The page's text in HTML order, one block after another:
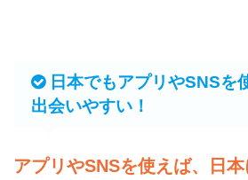
日本でもアプリやSNSを
出会いやすい！
アプリやSNSを使えば、日